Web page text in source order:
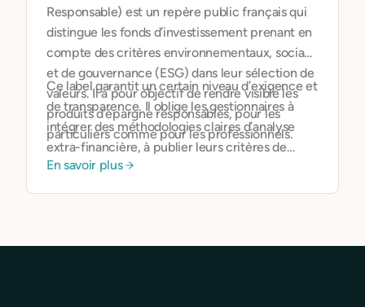
Responsable) est un repère public français qui
distingue les fonds d’investissement prenant en
compte des critères environnementaux, sociaux
et de gouvernance (ESG) dans leur sélection de
valeurs. Il a pour objectif de rendre visible les
produits d’épargne responsables, pour les
particuliers comme pour les professionnels.
Ce label garantit un certain niveau d’exigence et
de transparence. Il oblige les gestionnaires à
intégrer des méthodologies claires d’analyse
extra-financière, à publier leurs critères de
sélection et à justifier leurs décisions. Il
leurs engagements.
En savoir plus